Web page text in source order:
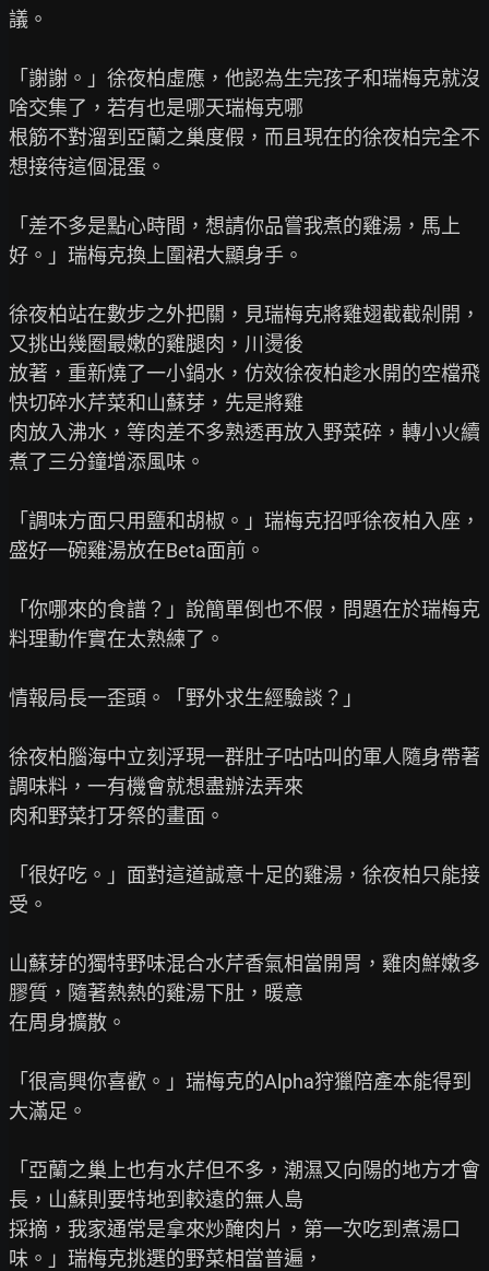
議。
「謝謝。」徐夜柏虛應，他認為生完孩子和瑞梅克就沒
啥交集了，若有也是哪天瑞梅克哪
根筋不對溜到亞蘭之巢度假，而且現在的徐夜柏完全不
想接待這個混蛋。
「差不多是點心時間，想請你品嘗我煮的雞湯，馬上
好。」瑞梅克換上圍裙大顯身手。
徐夜柏站在數步之外把關，見瑞梅克將雞翅截截剁開，
又挑出幾圈最嫩的雞腿肉，川燙後
放著，重新燒了一小鍋水，仿效徐夜柏趁水開的空檔飛
快切碎水芹菜和山蘇芽，先是將雞
肉放入沸水，等肉差不多熟透再放入野菜碎，轉小火續
煮了三分鐘增添風味。
「調味方面只用鹽和胡椒。」瑞梅克招呼徐夜柏入座，
盛好一碗雞湯放在Beta面前。
「你哪來的食譜？」說簡單倒也不假，問題在於瑞梅克
料理動作實在太熟練了。
情報局長一歪頭。「野外求生經驗談？」
徐夜柏腦海中立刻浮現一群肚子咕咕叫的軍人隨身帶著
調味料，一有機會就想盡辦法弄來
肉和野菜打牙祭的畫面。
「很好吃。」面對這道誠意十足的雞湯，徐夜柏只能接
受。
山蘇芽的獨特野味混合水芹香氣相當開胃，雞肉鮮嫩多
膠質，隨著熱熱的雞湯下肚，暖意
在周身擴散。
「很高興你喜歡。」瑞梅克的Alpha狩獵陪產本能得到
大滿足。
「亞蘭之巢上也有水芹但不多，潮濕又向陽的地方才會
長，山蘇則要特地到較遠的無人島
採摘，我家通常是拿來炒醃肉片，第一次吃到煮湯口
味。」瑞梅克挑選的野菜相當普遍，